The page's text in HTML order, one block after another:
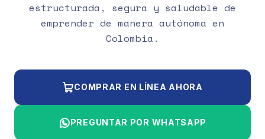
estructurada, segura y saludable de
emprender de manera autónoma en
Colombia.
COMPRAR EN LÍNEA AHORA
PREGUNTAR POR WHATSAPP